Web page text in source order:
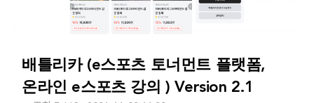
배틀리카 (e스포츠 토너먼트 플랫폼,
온라인 e스포츠 강의 ) Version 2.1